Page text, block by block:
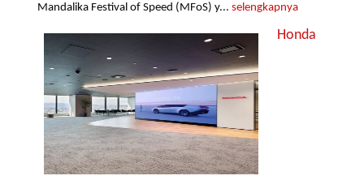
Mandalika Festival of Speed (MFoS) y...selengkapnya
Honda